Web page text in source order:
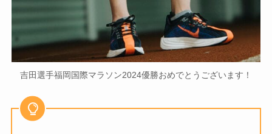
吉田選手福岡国際マラソン2024優勝おめでとうございます！